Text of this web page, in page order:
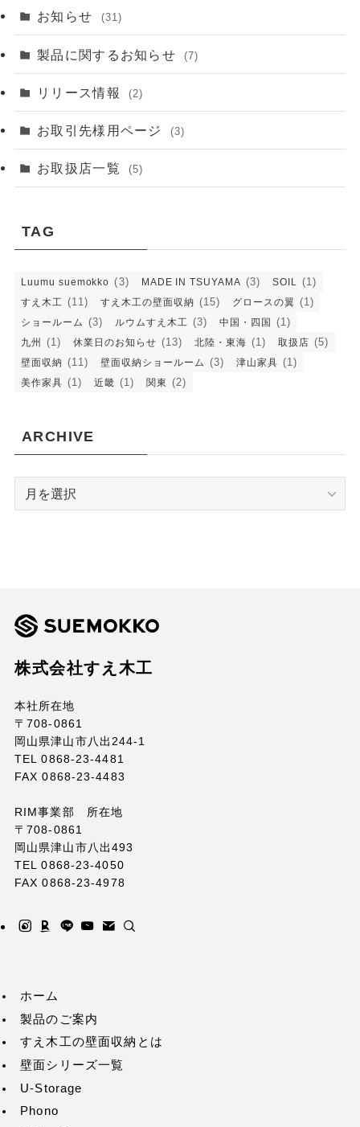
お知らせ (31)
製品に関するお知らせ (7)
リリース情報 (2)
お取引先様用ページ (3)
お取扱店一覧 (5)
TAG
Luumu suemokko (3) MADE IN TSUYAMA (3) SOIL (1)
すえ木工 (11) すえ木工の壁面収納 (15) グロースの翼 (1)
ショールーム (3) ルウムすえ木工 (3) 中国・四国 (1)
九州 (1) 休業日のお知らせ (13) 北陸・東海 (1) 取扱店 (5)
壁面収納 (11) 壁面収納ショールーム (3) 津山家具 (1)
美作家具 (1) 近畿 (1) 関東 (2)
ARCHIVE
ARCHIVE
株式会社すえ木工
本社所在地
〒708-0861
岡山県津山市八出244-1
TEL 0868-23-4481
FAX 0868-23-4483
RIM事業部 所在地
〒708-0861
岡山県津山市八出493
TEL 0868-23-4050
FAX 0868-23-4978
ホーム
製品のご案内
すえ木工の壁面収納とは
壁面シリーズ一覧
U-Storage
Phono